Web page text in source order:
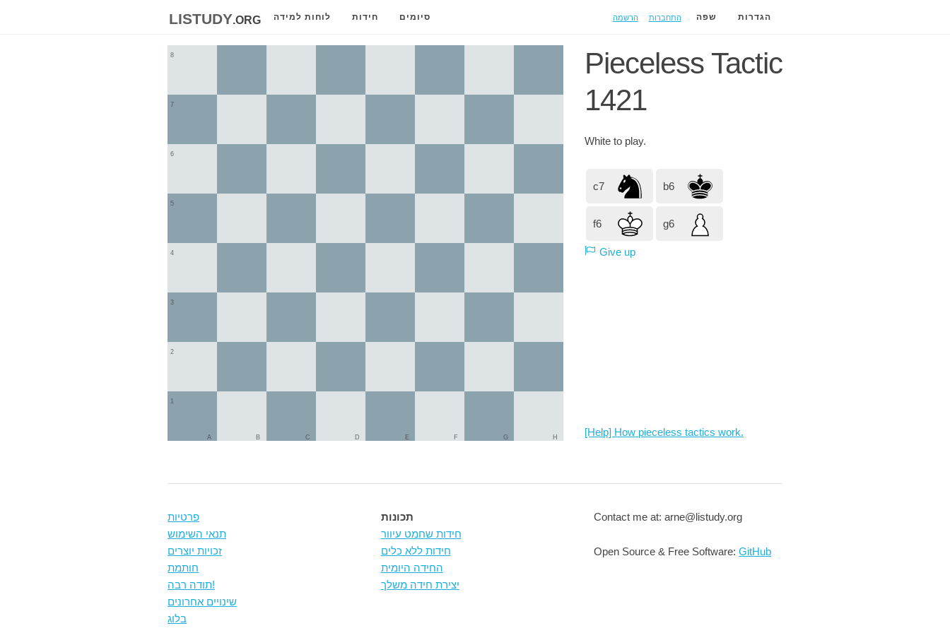
listudy.org לוחות למידה חידות סיומים הרשמה התחברות שפה הגדרות
1
2
3
4
5
6
7
8
A B C D E F G H
Pieceless Tactic
1421
White to play.
c7 b6
f6 g6
Give up
[Help] How pieceless tactics work.
פרטיות
תנאי השימוש
זכויות יוצרים
חותמת
תודה רבה!
שינויים אחרונים
בלוג
תכונות
חידות שחמט עיוור
חידות ללא כלים
החידה היומית
יצירת חידה משלך
Contact me at: arne@listudy.org
Open Source & Free Software:GitHub